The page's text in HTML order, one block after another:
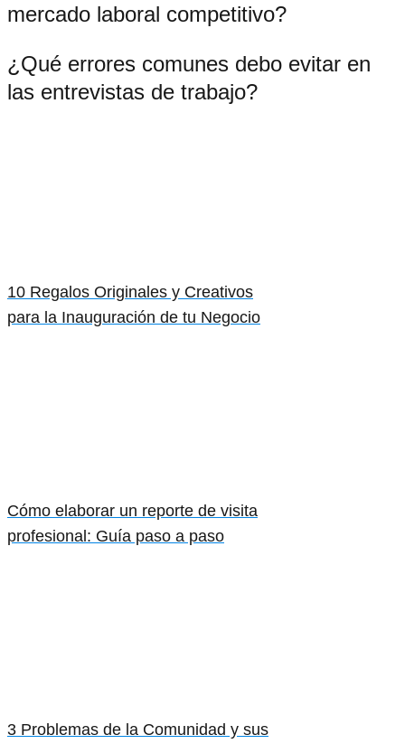
mercado laboral competitivo?
¿Qué errores comunes debo evitar en
las entrevistas de trabajo?
10 Regalos Originales y Creativos
para la Inauguración de tu Negocio
Cómo elaborar un reporte de visita
profesional: Guía paso a paso
3 Problemas de la Comunidad y sus